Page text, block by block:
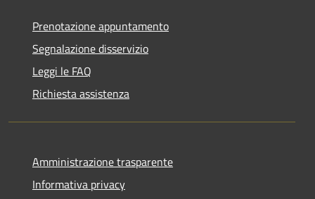
Prenotazione appuntamento
Segnalazione disservizio
Leggi le FAQ
Richiesta assistenza
Amministrazione trasparente
Informativa privacy